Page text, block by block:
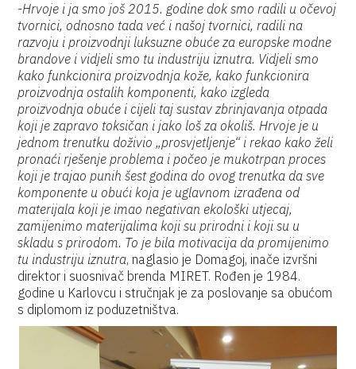
-Hrvoje i ja smo još 2015. godine dok smo radili u očevoj
tvornici, odnosno tada već i našoj tvornici, radili na
razvoju i proizvodnji luksuzne obuće za europske modne
brandove i vidjeli smo tu industriju iznutra. Vidjeli smo
kako funkcionira proizvodnja kože, kako funkcionira
proizvodnja ostalih komponenti, kako izgleda
proizvodnja obuće i cijeli taj sustav zbrinjavanja otpada
koji je zapravo toksičan i jako loš za okoliš. Hrvoje je u
jednom trenutku doživio „prosvjetljenje“ i rekao kako želi
pronaći rješenje problema i počeo je mukotrpan proces
koji je trajao punih šest godina do ovog trenutka da sve
komponente u obući koja je uglavnom izrađena od
materijala koji je imao negativan ekološki utjecaj,
zamijenimo materijalima koji su prirodni i koji su u
skladu s prirodom. To je bila motivacija da promijenimo
tu industriju iznutra, naglasio je Domagoj, inače izvršni
direktor i suosnivač brenda MIRET. Rođen je 1984.
godine u Karlovcu i stručnjak je za poslovanje sa obućom
s diplomom iz poduzetništva.